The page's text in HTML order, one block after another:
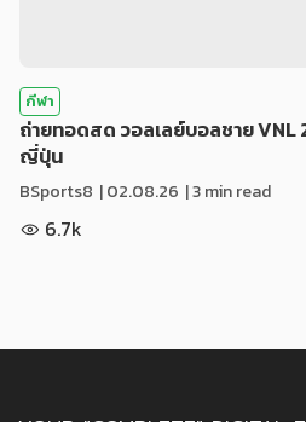
กีฬา
ถ่ายทอดสด วอลเลย์บอลชาย VNL
ญี่ปุ่น
BSports8 |02.08.26 | 3 min read
6.7k